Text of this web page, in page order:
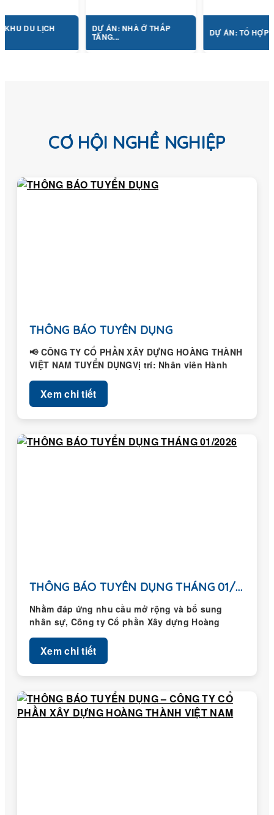
LỊCH DỰ ÁN: NHÀ Ở THẤP DỰ ÁN: TỔ HỢP Y TẾ...
CƠ HỘI NGHỀ NGHIỆP
THÔNG BÁO TUYỂN DỤNG
📢 CÔNG TY CỔ PHẦN XÂY DỰNG HOÀNG THÀNH
VIỆT NAM TUYỂN DỤNGVị trí: Nhân viên Hành
Xem chi tiết
THÔNG BÁO TUYỂN DỤNG THÁNG 01/2026
Nhằm đáp ứng nhu cầu mở rộng và bổ sung
nhân sự, Công ty Cổ phần Xây dựng Hoàng
Xem chi tiết